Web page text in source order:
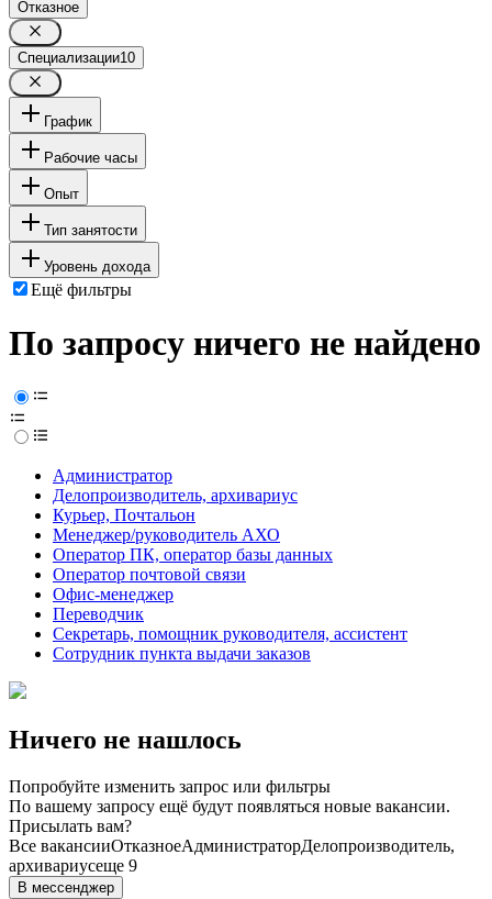
Отказное
Специализации10
График
Рабочие часы
Опыт
Тип занятости
Уровень дохода
Ещё фильтры
По запросу ничего не найдено
Администратор
Делопроизводитель, архивариус
Курьер, Почтальон
Менеджер/руководитель АХО
Оператор ПК, оператор базы данных
Оператор почтовой связи
Офис-менеджер
Переводчик
Секретарь, помощник руководителя, ассистент
Сотрудник пункта выдачи заказов
Ничего не нашлось
Попробуйте изменить запрос или фильтры
По вашему запросу ещё будут появляться новые вакансии.
Присылать вам?
Все вакансииОтказноеАдминистраторДелопроизводитель,
архивариусеще 9
В мессенджер